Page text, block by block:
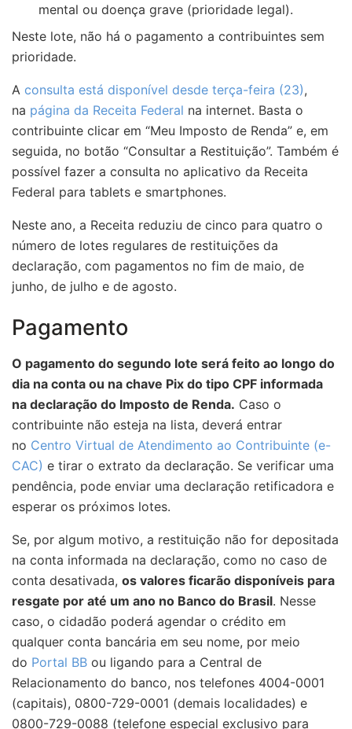
mental ou doença grave (prioridade legal).
Neste lote, não há o pagamento a contribuintes sem
prioridade.
A consulta está disponível desde terça-feira (23),
na página da Receita Federal na internet. Basta o
contribuinte clicar em “Meu Imposto de Renda” e, em
seguida, no botão “Consultar a Restituição”. Também é
possível fazer a consulta no aplicativo da Receita
Federal para tablets e smartphones.
Neste ano, a Receita reduziu de cinco para quatro o
número de lotes regulares de restituições da
declaração, com pagamentos no fim de maio, de
junho, de julho e de agosto.
Pagamento
O pagamento do segundo lote será feito ao longo do
dia na conta ou na chave Pix do tipo CPF informada
na declaração do Imposto de Renda. Caso o
contribuinte não esteja na lista, deverá entrar
no Centro Virtual de Atendimento ao Contribuinte (e-
CAC) e tirar o extrato da declaração. Se verificar uma
pendência, pode enviar uma declaração retificadora e
esperar os próximos lotes.
Se, por algum motivo, a restituição não for depositada
na conta informada na declaração, como no caso de
conta desativada, os valores ficarão disponíveis para
resgate por até um ano no Banco do Brasil. Nesse
caso, o cidadão poderá agendar o crédito em
qualquer conta bancária em seu nome, por meio
do Portal BB ou ligando para a Central de
Relacionamento do banco, nos telefones 4004-0001
(capitais), 0800-729-0001 (demais localidades) e
0800-729-0088 (telefone especial exclusivo para